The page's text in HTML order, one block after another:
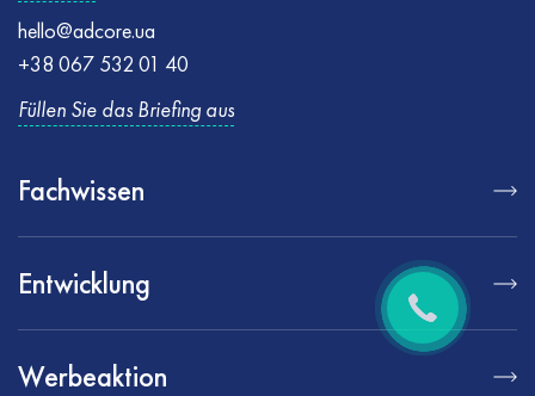
hello@adcore.ua
+38 067 532 01 40
Füllen Sie das Briefing aus
Fachwissen
Entwicklung
Werbeaktion